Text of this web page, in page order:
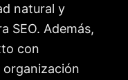
natural y
SEO. Además,
con
organización